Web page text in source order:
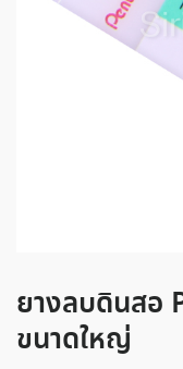
ยางลบดินสอ
ขนาดใหญ่